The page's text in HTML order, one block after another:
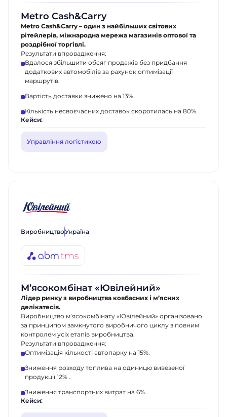
Metro Cash&Carry
Metro Cash&Carry – один з найбільших світових
рітейлерів, міжнародна мережа магазинів оптової та
роздрібної торгівлі.
Результати впровадження:
Вдалося збільшити обсяг продажів без придбання
додаткових автомобілів за рахунок оптимізації
маршрутів.
Вартість доставки знижено на 13%.
Кількість несвоєчасних доставок скоротилась на 80%.
Кейси:
Управління логістикою
ВиробництвоУкраїна
М’ясокомбінат «Ювілейний»
Лідер ринку з виробництва ковбасних і м’ясних
делікатесів.
Виробництво м’ясокомбінату «Ювілейний» організовано
за принципом замкнутого виробничого циклу з повним
контролем усіх етапів виробництва.
Результати впровадження:
Оптимізація кількості автопарку на 15%.
Зниження розходу топлива на одиницю вивезеної
продукції 12% .
Зниження транспортних витрат на 6%.
Кейси:
Телефон
Відправити
Дякуємо за звернення.
нашими продуктами. Один з наших
співробітників зв'яжеться з вами
найближчим часом. Гарного дня!
Дякуємо за звернення.
нашими продуктами. Один з наших
співробітників зв'яжеться з вами
найближчим часом. Гарного дня!